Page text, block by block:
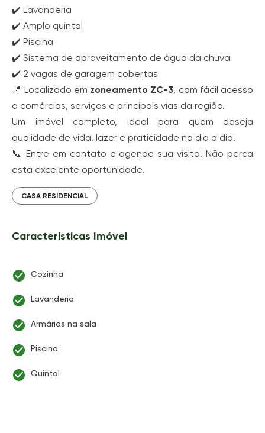
✔️ Lavanderia
✔️ Amplo quintal
✔️ Piscina
✔️ Sistema de aproveitamento de água da chuva
✔️ 2 vagas de garagem cobertas
📍 Localizado em zoneamento ZC-3, com fácil acesso
a comércios, serviços e principais vias da região.
Um imóvel completo, ideal para quem deseja
qualidade de vida, lazer e praticidade no dia a dia.
📞 Entre em contato e agende sua visita! Não perca
esta excelente oportunidade.
CASA RESIDENCIAL
Características Imóvel
Cozinha
Lavanderia
Armários na sala
Piscina
Quintal